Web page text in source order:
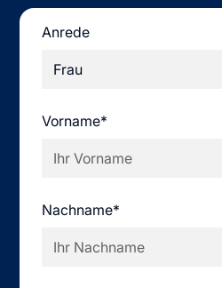
Anrede
Vorname*
Nachname*